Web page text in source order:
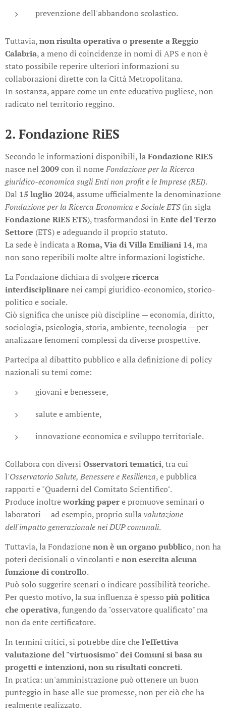
prevenzione dell'abbandono scolastico.
Tuttavia,non risulta operativa o presente a Reggio
Calabria, a meno di coincidenze in nomi di APS e non è
stato possibile reperire ulteriori informazioni su
collaborazioni dirette con la Città Metropolitana.
In sostanza, appare come un ente educativo pugliese, non
radicato nel territorio reggino.
2. Fondazione RiES
Secondo le informazioni disponibili, laFondazione RiES
nasce nel 2009con il nomeFondazione per la Ricerca
giuridico-economica sugli Enti non profit e le Imprese (REI).
Dal 15 luglio 2024, assume ufficialmente la denominazione
Fondazione per la Ricerca Economica e Sociale ETS(in sigla
Fondazione RiES ETS), trasformandosi in Ente del Terzo
Settore (ETS) e adeguando il proprio statuto.
La sede è indicata aRoma, Via di Villa Emiliani 14, ma
non sono reperibili molte altre informazioni logistiche.
La Fondazione dichiara di svolgerericerca
interdisciplinare nei campi giuridico-economico, storico-
politico e sociale.
Ciò significa che unisce più discipline — economia, diritto,
sociologia, psicologia, storia, ambiente, tecnologia — per
analizzare fenomeni complessi da diverse prospettive.
Partecipa al dibattito pubblico e alla definizione di policy
nazionali su temi come:
giovani e benessere,
salute e ambiente,
innovazione economica e sviluppo territoriale.
Collabora con diversi Osservatori tematici, tra cui
l'Osservatorio Salute, Benessere e Resilienza, e pubblica
rapporti e "Quaderni del Comitato Scientifico".
Produce inoltreworking papere promuove seminari o
laboratori — ad esempio, proprio sullavalutazione
dell'impatto generazionale nei DUP comunali.
Tuttavia, la Fondazionenon è un organo pubblico, non ha
poteri decisionali o vincolanti enon esercita alcuna
funzione di controllo.
Può solo suggerire scenari o indicare possibilità teoriche.
Per questo motivo, la sua influenza è spesso più politica
che operativa, fungendo da "osservatore qualificato" ma
non da ente certificatore.
In termini critici, si potrebbe dire chel'effettiva
valutazione del "virtuosismo" dei Comuni si basa su
progetti e intenzioni, non su risultati concreti.
In pratica: un'amministrazione può ottenere un buon
punteggio in base alle sue promesse, non per ciò che ha
realmente realizzato.